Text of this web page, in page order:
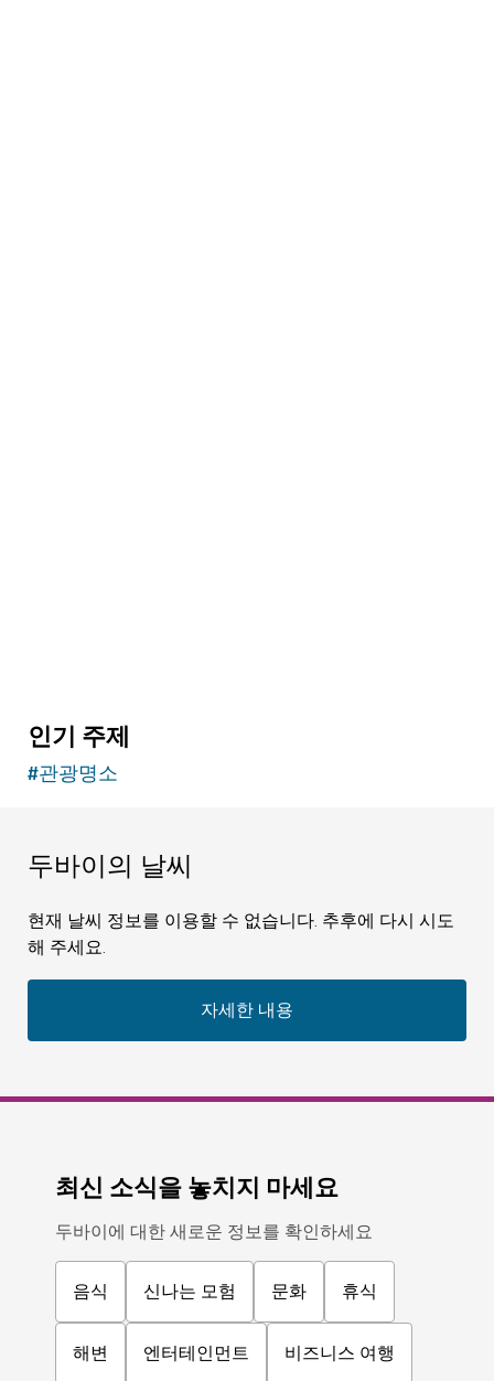
인기 주제
#관광명소
두바이의 날씨
현재 날씨 정보를 이용할 수 없습니다. 추후에 다시 시도
해 주세요.
자세한 내용
최신 소식을 놓치지 마세요
두바이에 대한 새로운 정보를 확인하세요
음식 신나는 모험 문화 휴식
해변 엔터테인먼트 비즈니스 여행